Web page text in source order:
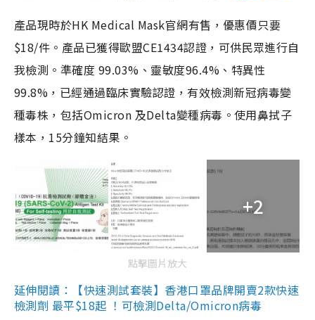
產品現時於HK Medical Mask官網有售，優惠價只要
$18/件。產品已獲得歐盟CE1434認證，可供民眾進行自
我檢測。準確度 99.03%、靈敏度96.4%、特異性
99.8%，已經通過臨床實驗認證，有效檢測新冠病毒變
種毒株，包括Omicron 及Delta變種病毒。使用鼻拭子
樣本，15分鐘知結果。
+2
點擊圖片放大
延伸閱讀：【快速測試套裝】香港口罩品牌開賣2款快速
檢測劑 最平$18起 ！可檢測Delta/Omicron病毒